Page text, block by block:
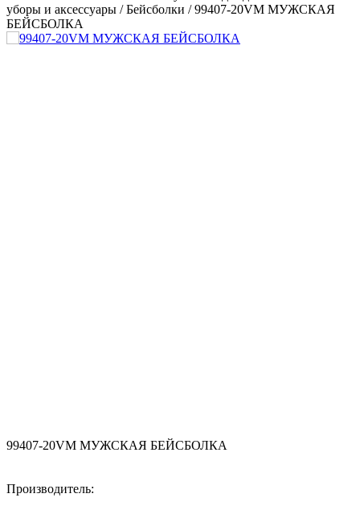
уборы и аксессуары /Бейсболки /99407-20VM МУЖСКАЯ
БЕЙСБОЛКА
99407-20VM МУЖСКАЯ БЕЙСБОЛКА
Производитель: